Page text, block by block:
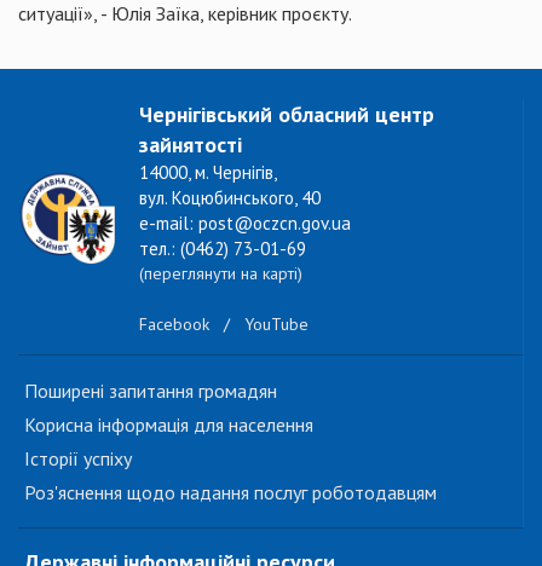
ситуації», - Юлія Заїка, керівник проєкту.
Чернігівський обласний центр
зайнятості
14000, м. Чернігів,
вул. Коцюбинського, 40
e-mail: post@oczcn.gov.ua
тел.: (0462) 73-01-69
(переглянути на карті)
Facebook / YouTube
Поширені запитання громадян
Корисна інформація для населення
Історії успіху
Роз'яснення щодо надання послуг роботодавцям